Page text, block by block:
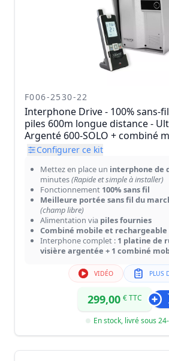
F006-2530-22
Interphone Drive - 100% sans-
piles 600m longue distance -
Argenté 600-SOLO + combiné
Configurer ce kit
Mettez en place un interphone de
minutes(Rapide et simple à installer)
Fonctionnement 100% sans fil
Meilleure portée sans fil du
(champ libre)
Alimentation via piles fournies
Combiné mobile et rechargeable
Interphone complet : 1 platine de
visière argentée + 1 combiné
VIDÉO PLUS
299,00 € TTC
En stock, livré sous